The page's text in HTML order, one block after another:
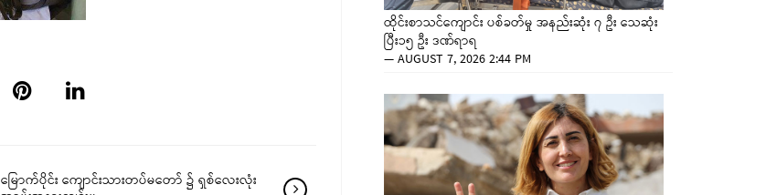
မြောက်ပိုင်း ကျောင်းသားတပ်မတော် ၌ ရှစ်လေးလုံး
ထိုင်းစာသင်ကျောင်း ပစ်ခတ်မှု အနည်းဆုံး ၇ ဦး သေဆုံး
ပြီး၁၅ ဦး ဒဏ်ရာရ
—AUGUST 7, 2026 2:44 PM